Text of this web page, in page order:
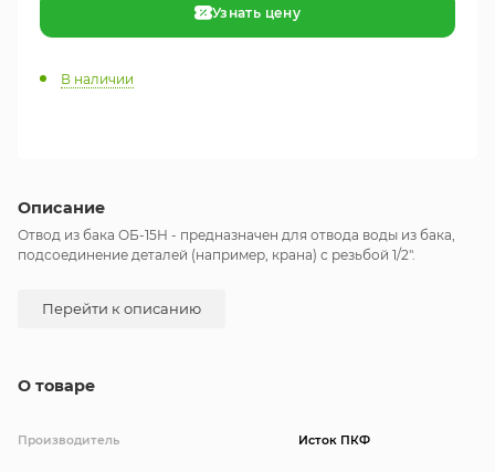
Описание
Отвод из бака ОБ-15Н - предназначен для отвода воды из бака,
подсоединение деталей (например, крана) с резьбой 1/2".
Перейти к описанию
О товаре
Производитель Исток ПКФ
Узнать цену
В наличии